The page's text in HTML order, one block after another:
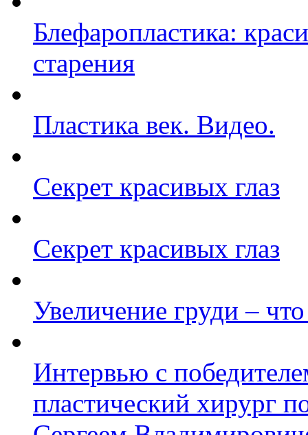
Блефаропластика:
старения
Пластика век. Видео.
Секрет красивых глаз
Секрет красивых глаз
Увеличение груди –
Интервью с
пластический хирург